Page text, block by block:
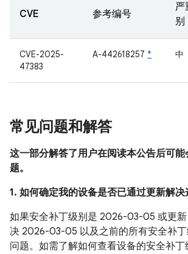
CVE 参考编号
严
别
CVE-2025-
47383
A-442618257 * 中
常见问题和解答
这一部分解答了用户在阅读本公告后可能
题。
1. 如何确定我的设备是否已通过更新解决
如果安全补丁级别是 2026-03-05 或更
决 2026-03-05 以及之前的所有安全补
问题。如需了解如何查看设备的安全补丁